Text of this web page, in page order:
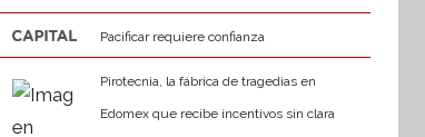
Pacificar requiere confianza
Pirotecnia, la fábrica de tragedias en
Edomex que recibe incentivos sin clara